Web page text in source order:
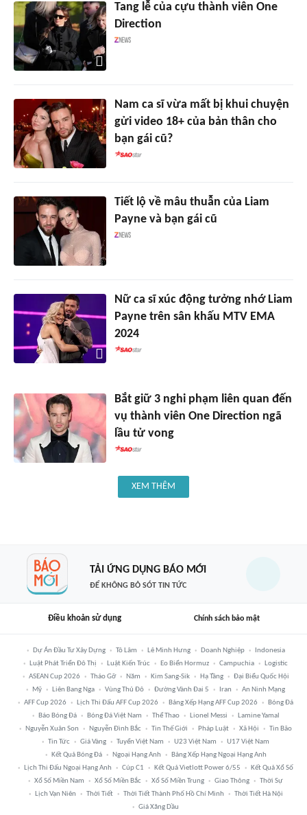
Tang lễ của cựu thành viên One
Direction
Nam ca sĩ vừa mất bị khui chuyện
gửi video 18+ của bản thân cho
bạn gái cũ?
Tiết lộ về mâu thuẫn của Liam
Payne và bạn gái cũ
Nữ ca sĩ xúc động tưởng nhớ Liam
Payne trên sân khấu MTV EMA
2024
Bắt giữ 3 nghi phạm liên quan đến
vụ thành viên One Direction ngã
lầu tử vong
XEM THÊM
TẢI ỨNG DỤNG BÁO MỚI
ĐỂ KHÔNG BỎ SÓT TIN TỨC
Điều khoản sử dụng Chính sách bảo mật
Dự Án Đầu Tư Xây Dựng Tô Lâm Lê Minh Hưng Doanh Nghiệp
Indonesia
Luật Phát Triển Đô Thị
Luật Kiến Trúc Eo Biển Hormuz Campuchia
Logistic
ASEAN Cup 2026
Tháo Gỡ Năm Kim Sang-Sik Hạ Tầng
Đại Biểu Quốc Hội
Mỹ
Liên Bang Nga Vùng Thủ Đô Đường Vành Đai 5 Iran
An Ninh Mạng
AFF Cup 2026
Lịch Thi Đấu AFF Cup 2026 Bảng Xếp Hạng AFF Cup 2026
Bóng Đá
Báo Bóng Đá
Bóng Đá Việt Nam Thể Thao Lionel Messi
Lamine Yamal
Nguyễn Xuân Son
Nguyễn Đình Bắc Tin Thế Giới Pháp Luật Xã Hội
Tin Bão
Tin Tức
Giá Vàng Tuyển Việt Nam U23 Việt Nam
U17 Việt Nam
Kết Quả Bóng Đá
Ngoại Hạng Anh
Bảng Xếp Hạng Ngoại Hạng Anh
Lịch Thi Đấu Ngoại Hạng Anh
Cúp C1 Kết Quả Vietlott Power 6/55
Kết Quả Xổ Số
Xổ Số Miền Nam
Xổ Số Miền Bắc Xổ Số Miền Trung Giao Thông
Thời Sự
Lịch Vạn Niên
Thời Tiết Thời Tiết Thành Phố Hồ Chí Minh
Thời Tiết Hà Nội
Giá Xăng Dầu